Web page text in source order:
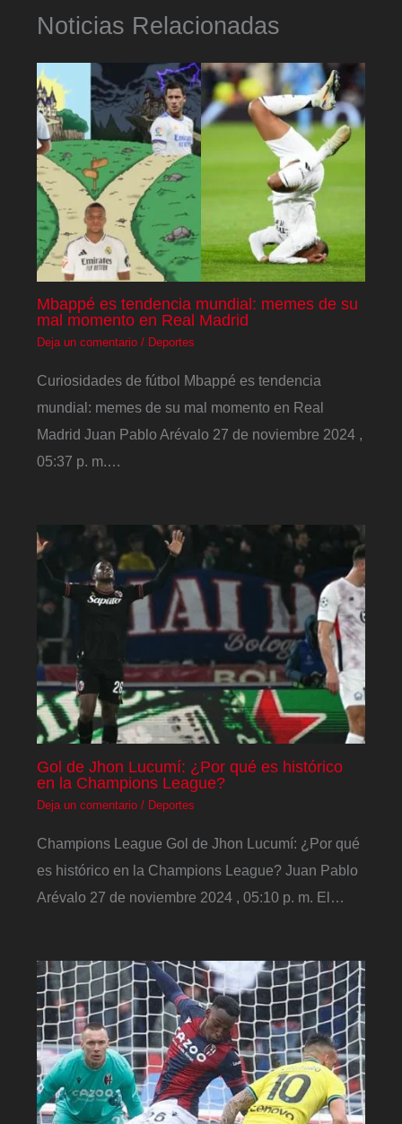
Noticias Relacionadas
Mbappé es tendencia mundial: memes de su
mal momento en Real Madrid
Deja un comentario / Deportes
Curiosidades de fútbol Mbappé es tendencia
mundial: memes de su mal momento en Real
Madrid Juan Pablo Arévalo 27 de noviembre 2024 ,
05:37 p. m.…
Gol de Jhon Lucumí: ¿Por qué es histórico
en la Champions League?
Deja un comentario / Deportes
Champions League Gol de Jhon Lucumí: ¿Por qué
es histórico en la Champions League? Juan Pablo
Arévalo 27 de noviembre 2024 , 05:10 p. m. El…